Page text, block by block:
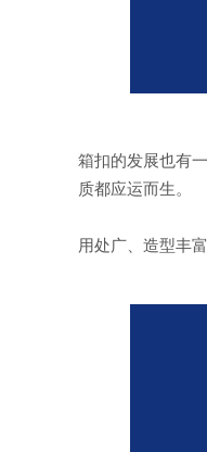
箱扣的发展也有
质都应运而生。
用处广、造型丰